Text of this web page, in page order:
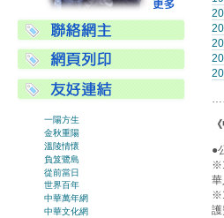
●
一陽方生
金秋重陽
溫陵情懷
負笈鷺島
從前當日
世界百年
中華萬年網
中華文化網